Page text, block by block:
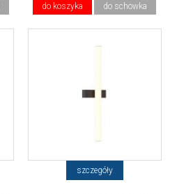
do koszyka do schowka
szczegóły